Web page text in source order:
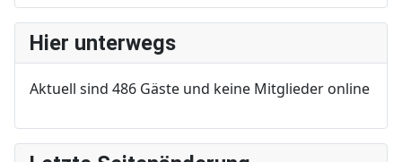
Hier unterwegs
Aktuell sind 486 Gäste und keine Mitglieder online